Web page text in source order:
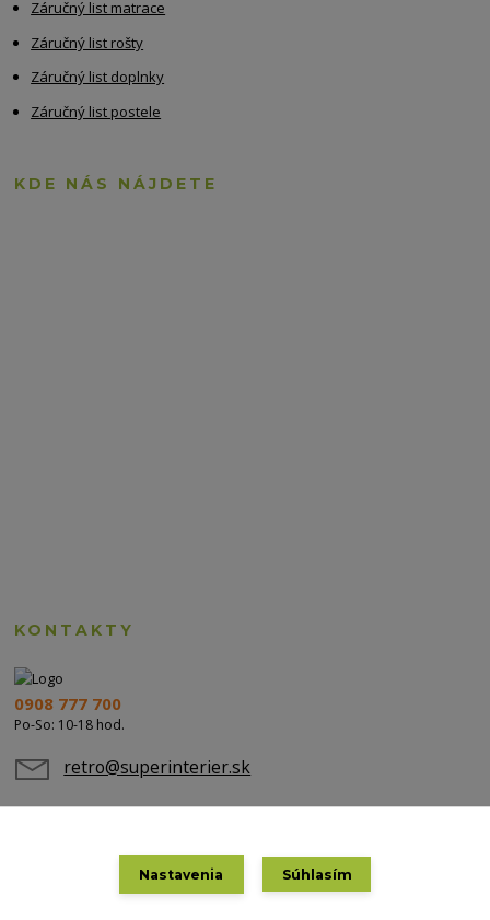
Záručný list matrace
Záručný list rošty
Záručný list doplnky
Záručný list postele
KDE NÁS NÁJDETE
KONTAKTY
0908 777 700
Po-So: 10-18 hod.
retro@superinterier.sk
Nastavenia Súhlasím